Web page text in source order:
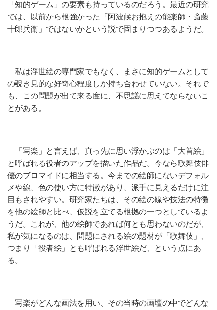
「知的ゲーム」の要素も持っているのだろう。最近の研究
では、以前から根強かった「阿波候お抱えの能楽師・斎藤
十郎兵衛」ではないかという説で固まりつつあるようだ。
私は浮世絵の専門家でもなく、まさに知的ゲームとして
の覗き見的な好奇心程度しか持ち合わせていない。それで
も、この問題が出て来る度に、不思議に思えてならないこ
とがある。
「写楽」と言えば、真っ先に思い浮かぶのは「大首絵」
と呼ばれる役者のアップを描いた作品だ。今なら歌舞伎俳
優のブロマイドに相当する。今までの絵師にないデフォル
メや線、色の使い方に特徴があり、派手に見えるだけに注
目もされやすい。研究家たちは、その絵の線や技法の特徴
を他の絵師と比べ、仮説を立てる根拠の一つとしているよ
うだ。これが、他の絵師であれば何とも思わないのだが、
私が気になるのは、問題にされる絵の題材が「歌舞伎」、
つまり「役者絵」とも呼ばれる浮世絵だ、という点にあ
る。
写楽がどんな画法を用い、その当時の画壇の中でどんな